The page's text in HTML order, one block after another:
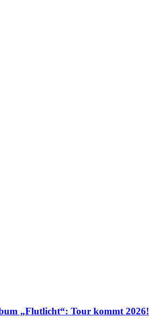
„Flutlicht“: Tour kommt 2026!